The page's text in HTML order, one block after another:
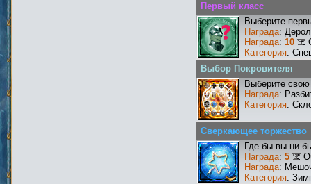
Первый класс
Выберите
Награда:
Награда: 10
Категория:
Выбор Покровителя
Выберите свою
Награда:
Категория:
Сверкающее торжество
Где бы вы ни
Награда: 5
Награда:
Категория: